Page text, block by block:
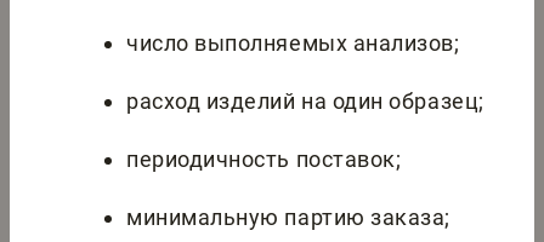
число выполняемых анализов;
расход изделий на один образец;
периодичность поставок;
минимальную партию заказа;